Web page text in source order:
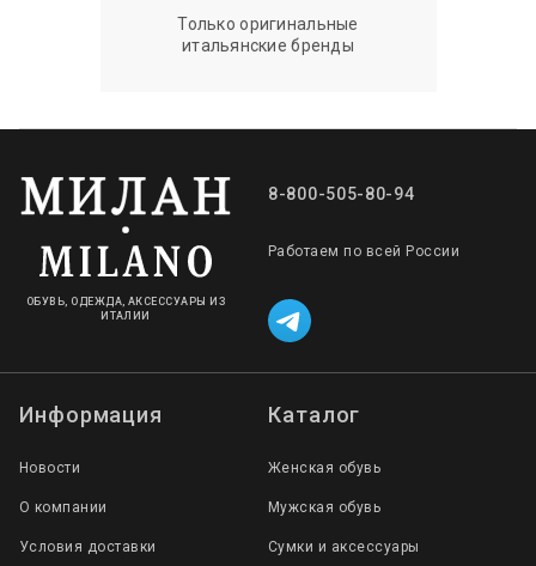
Только оригинальные
итальянские бренды
ОБУВЬ, ОДЕЖДА, АКСЕССУАРЫ ИЗ
ИТАЛИИ
8-800-505-80-94
Работаем по всей России
Информация
Новости
О компании
Условия доставки
Каталог
Женская обувь
Мужская обувь
Сумки и аксессуары